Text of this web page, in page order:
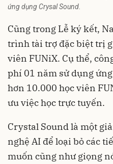
ứng dụng Crysal Sound.
Cũng trong Lễ ký kết,
trình tài trợ đặc biệt trị
viên FUNiX. Cụ thể,
phí 01 năm sử dụng
hơn 10.000 học viên
ưu việc học trực tuyến.
Crystal Sound là một
nghệ AI để loại bỏ các
muốn cũng như giọng